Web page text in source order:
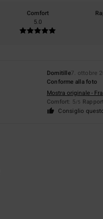
Comfort
5.0
Domitille7. ottobre
Conforme alla foto
Mostra originale -
Comfort: 5/5
Consiglio